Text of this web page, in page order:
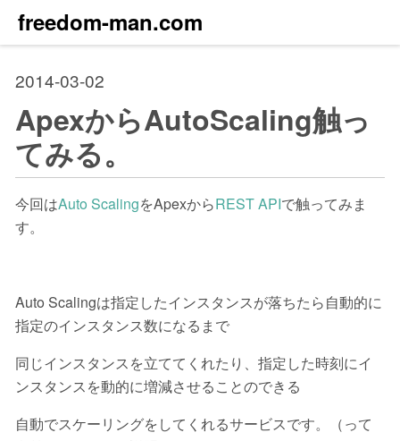
freedom-man.com
2014-03-02
ApexからAutoScaling触っ
てみる。
今回はAuto ScalingをApexからREST APIで触ってみま
す。
Auto Scalingは指定したインスタンスが落ちたら自動的に
指定のインスタンス数になるまで
同じインスタンスを立ててくれたり、指定した時刻にイ
ンスタンスを動的に増減させることのできる
自動でスケーリングをしてくれるサービスです。（って